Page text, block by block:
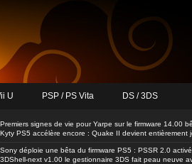
U PSP / PS Vita DS / 3DS
signes de vie pour Yarpe sur le firmware 14.00
PS5 accélère encore : Quake II devient
déploie une bêta du firmware PS5 : PSSR 2.0
next v1.00 le gestionnaire 3DS fait peau neuve